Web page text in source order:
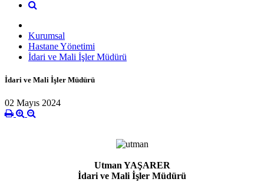
Kurumsal
Hastane Yönetimi
İdari ve Mali İşler Müdürü
İdari ve Mali İşler Müdürü
02 Mayıs 2024
Utman YAŞARER
İdari ve Mali İşler Müdürü